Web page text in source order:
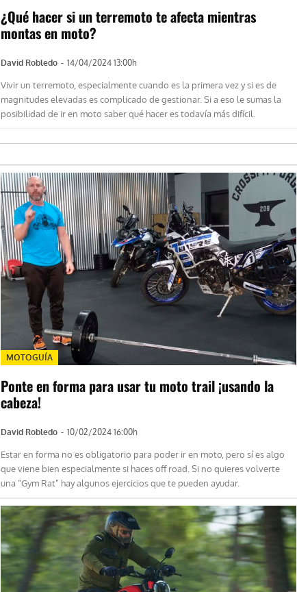
¿Qué hacer si un terremoto te afecta mientras
montas en moto?
David Robledo - 14/04/2024 13:00h
Vivir un terremoto, especialmente cuando es la primera vez y si es de
magnitudes elevadas es complicado de gestionar. Si a eso le sumas la
posibilidad de ir en moto saber qué hacer es todavía más difícil.
MOTOGUÍA
Ponte en forma para usar tu moto trail ¡usando la
cabeza!
David Robledo - 10/02/2024 16:00h
Estar en forma no es obligatorio para poder ir en moto, pero sí es algo
que viene bien especialmente si haces off road. Si no quieres volverte
una “Gym Rat” hay algunos ejercicios que te pueden ayudar.